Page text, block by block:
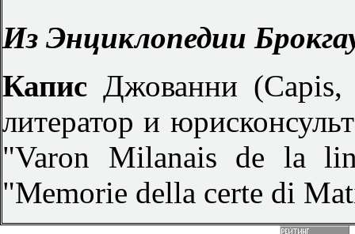
Из Энциклопедии
Капис Джованни
литератор и
"Varon Milanais de la
"Меmoriе della certe di